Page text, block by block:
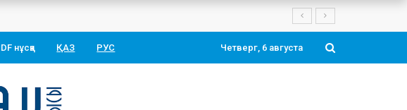
Президенті Қасым-Жомарт Тоқаевтың таңдаулы ой-тұжырымдары мен
нұсқа ҚАЗ РУС Четверг, 6 августа